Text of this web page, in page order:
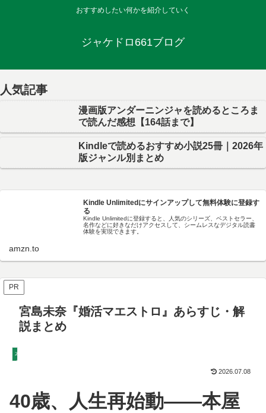
おすすめしたい何かを紹介していく
ジャケドロ661ブログ
人気記事
漫画版アンダーニンジャを読めるところま
で読んだ感想【164話まで】
Kindleで読めるおすすめ小説25冊｜2026年
版ジャンル別まとめ
Kindle Unlimitedにサインアップして無料体験に登録す
る
Kindle Unlimitedに登録すると、人気のシリーズ、ベストセラー、
名作などに好きなだけアクセスして、シームレスなデジタル読書
体験を実現できます。
amzn.to
PR
宮島未奈『婚活マエストロ』あらすじ・解
説まとめ
本
2026.07.08
40歳、人生再始動――本屋